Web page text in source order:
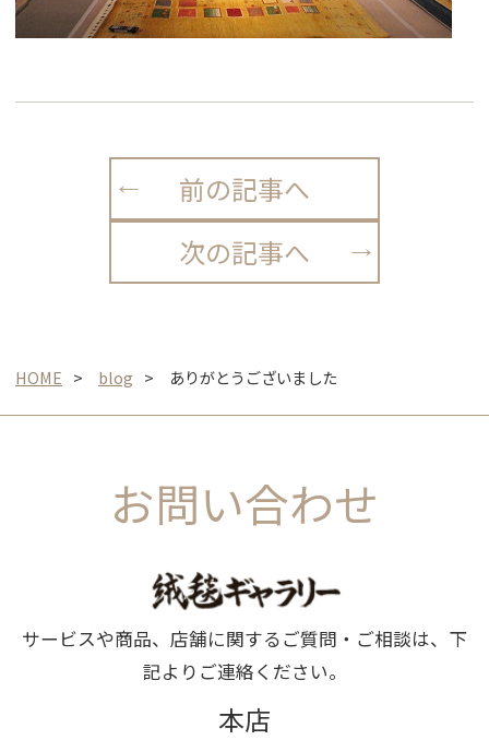
前の記事へ
次の記事へ
HOME blog ありがとうございました
お問い合わせ
サービスや商品、店舗に関するご質問・ご相談は、下
記よりご連絡ください。
本店